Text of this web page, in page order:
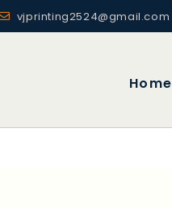
vjprinting2524@gmail.com
Home